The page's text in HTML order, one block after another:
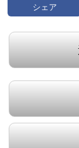
シェア